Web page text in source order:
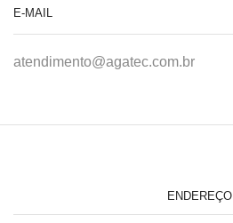
E-MAIL
atendimento@agatec.com.br
ENDEREÇO